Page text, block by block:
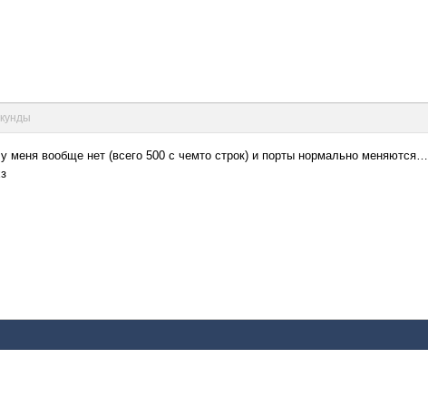
меня вообще нет (всего 500 с чемто строк) и порты нормально меняются…